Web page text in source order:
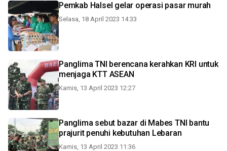
Pemkab Halsel gelar operasi pasar murah
Selasa, 18 April 2023 14:33
Panglima TNI berencana kerahkan KRI untuk
menjaga KTT ASEAN
Kamis, 13 April 2023 12:27
Panglima sebut bazar di Mabes TNI bantu
prajurit penuhi kebutuhan Lebaran
Kamis, 13 April 2023 11:36